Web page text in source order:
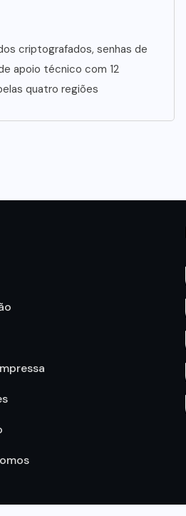
criptografados, senhas de
apoio técnico com 12
quatro regiões